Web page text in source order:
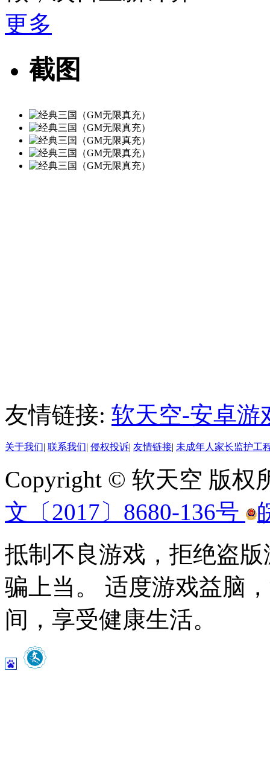
更多
截图
友情链接: 软天空-安卓游
关于我们| 联系我们| 侵权投诉| 友情链接| 未成年人家长监护工
Copyright © 软天空 版权
文〔2017〕8680-136号
抵制不良游戏，拒绝盗
骗上当。 适度游戏益脑
间，享受健康生活。